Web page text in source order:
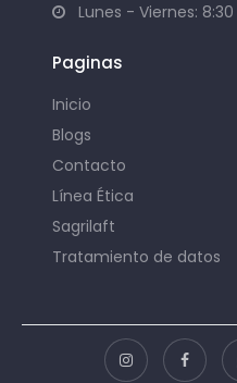
Lunes - Viernes:
Paginas
Inicio
Blogs
Contacto
Línea Ética
Sagrilaft
Tratamiento de datos